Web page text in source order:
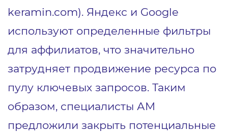
keramin.com). Яндекс и Google
используют определенные фильтры
для аффилиатов, что значительно
затрудняет продвижение ресурса по
пулу ключевых запросов. Таким
образом, специалисты АМ
предложили закрыть потенциальные